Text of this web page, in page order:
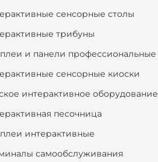
сенсорные столы
трибуны
и панели профессиональные
сенсорные киоски
интерактивное оборудование
песочница
интерактивные
самообслуживания